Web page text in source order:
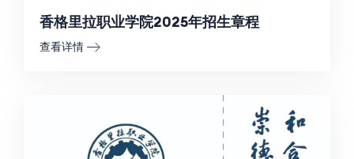
香格里拉职业学院2025年招生章程
查看详情